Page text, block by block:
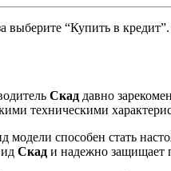
выберите “Купить в
Скад давно
техническими
способен стать
Скад и надежно защищает